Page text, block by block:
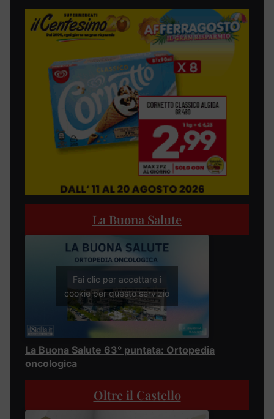
La Buona Salute
Fai clic per accettare i
cookie per questo servizio
La Buona Salute 63° puntata: Ortopedia
oncologica
Oltre il Castello